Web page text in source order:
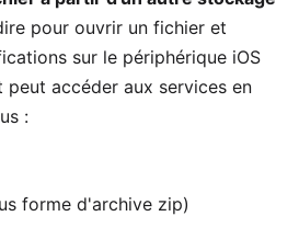
pour ouvrir un fichier et
sur le périphérique iOS
accéder aux services en
:
forme d'archive zip)